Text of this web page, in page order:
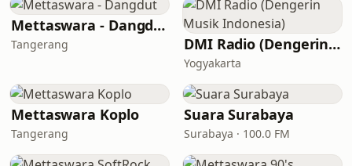
Mettaswara - Dangdut
Tangerang DMI Radio (Dengerin Musik Indonesia)
Yogyakarta
Mettaswara Koplo
Tangerang
Suara Surabaya
Surabaya · 100.0 FM